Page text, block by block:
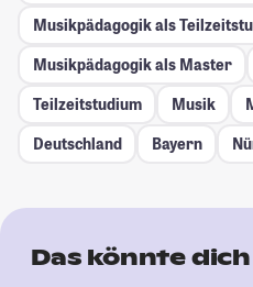
Musikpädagogik als
Musikpädagogik als Master
Teilzeitstudium
Musik
Deutschland
Bayern
Das könnte